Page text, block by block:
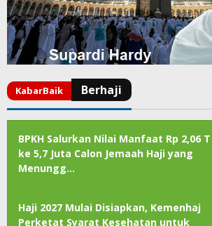
BPKH Salurkan Nilai Manfaat Rp 2,06 T
ke 5,7 Juta Calon Jemaah Haji yang
Menungg…
Haji 2027 Mulai Disiapkan, Kemenhaj
Perketat Syarat Kesehatan untuk